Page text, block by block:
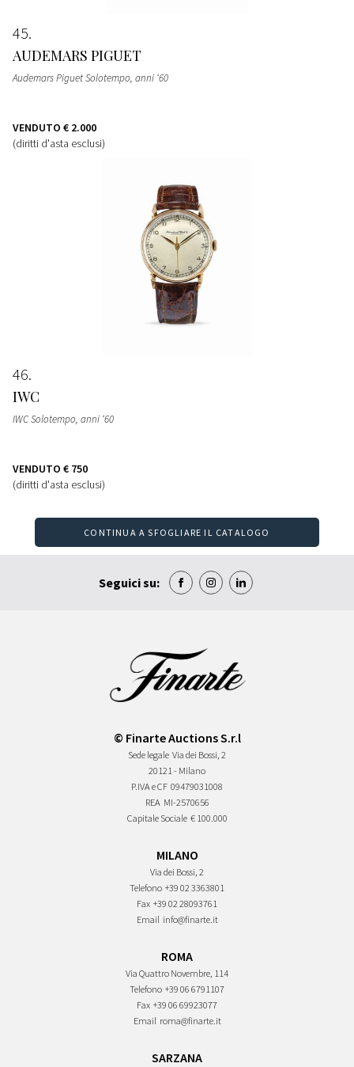
45
AUDEMARS PIGUET
Audemars Piguet Solotempo, anni ‘60
VENDUTO € 2.000
(diritti d'asta esclusi)
46
IWC
IWC Solotempo, anni ‘60
VENDUTO € 750
(diritti d'asta esclusi)
CONTINUA A SFOGLIARE IL CATALOGO
Seguici su:
© Finarte Auctions S.r.l
Sede legale Via dei Bossi, 2
20121 - Milano
P.IVA e CF 09479031008
REA MI-2570656
Capitale Sociale € 100.000
MILANO
Via dei Bossi, 2
Telefono +39 02 3363801
Fax +39 02 28093761
Email info@finarte.it
ROMA
Via Quattro Novembre, 114
Telefono +39 06 6791107
Fax +39 06 69923077
Email roma@finarte.it
SARZANA